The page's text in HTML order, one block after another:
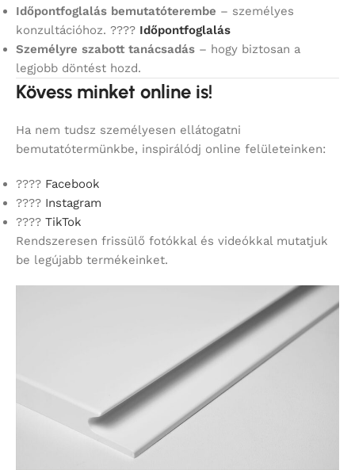
Időpontfoglalás bemutatóterembe – személyes
konzultációhoz. ???? Időpontfoglalás
Személyre szabott tanácsadás – hogy biztosan a
legjobb döntést hozd.
Kövess minket online is!
Ha nem tudsz személyesen ellátogatni
bemutatótermünkbe, inspirálódj online felületeinken:
???? Facebook
???? Instagram
???? TikTok
Rendszeresen frissülő fotókkal és videókkal mutatjuk
be legújabb termékeinket.